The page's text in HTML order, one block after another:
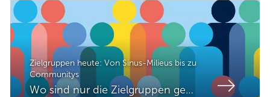
Zielgruppen heute: Von Sinus-Milieus bis zu
Communitys
Wo sind nur die Zielgruppen geblieben?